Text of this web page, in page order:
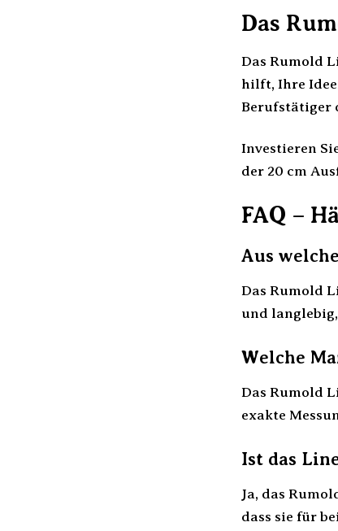
Das
Das Rumold
hilft, Ihre
Berufstätiger
Investieren
der 20 cm
FAQ –
Aus
Das Rumold
und
Welche
Das Rumold
exakte
Ist das
Ja, das
dass sie für